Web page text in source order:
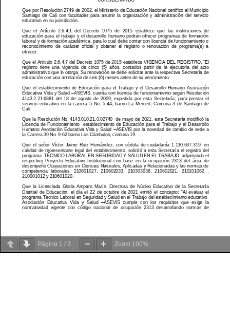
Página 1 / 3 Zoom 100%